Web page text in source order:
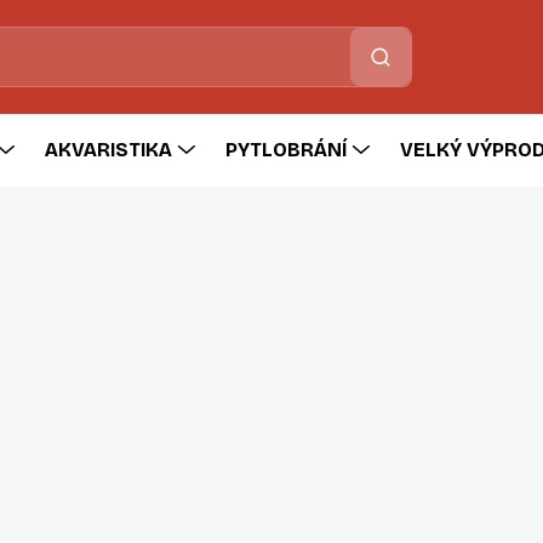
Hledat
AKVARISTIKA PYTLOBRÁNÍ VELKÝ